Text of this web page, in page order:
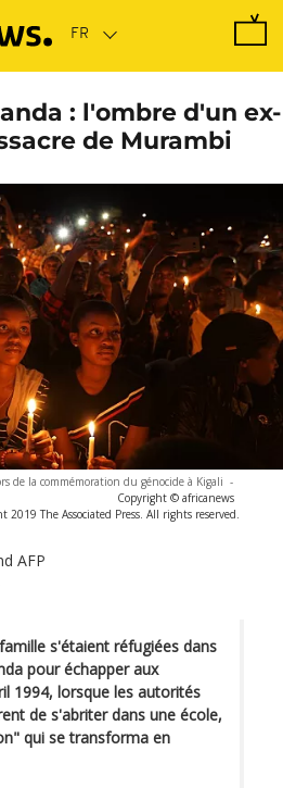
: l'ombre d'un ex-
de Murambi
de la commémoration du génocide à Kigali -
Copyright © africanews
2019 The Associated Press. All rights reserved.
AFP
s'étaient réfugiées dans
pour échapper aux
1994, lorsque les autorités
de s'abriter dans une école,
qui se transforma en